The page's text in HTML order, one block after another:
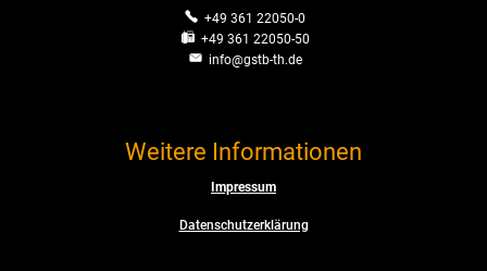
+49 361 22050-0
+49 361 22050-50
info@gstb-th.de
Weitere Informationen
Impressum
Datenschutzerklärung